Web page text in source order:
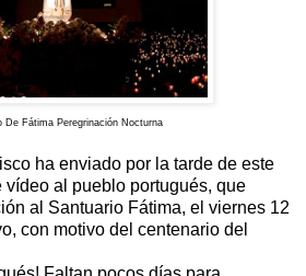
De Fátima Peregrinación Nocturna
ha enviado por la tarde de este
vídeo al pueblo portugués, que
al Santuario Fátima, el viernes 12
con motivo del centenario del